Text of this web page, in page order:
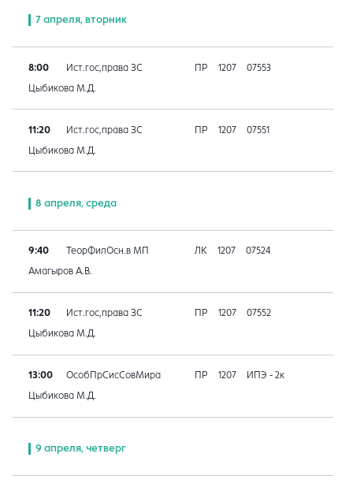
7 апреля, вторник
8:00 Ист.гос,права ЗС ПР 1207 07553
Цыбикова М.Д.
11:20 Ист.гос,права ЗС ПР 1207 07551
Цыбикова М.Д.
8 апреля, среда
9:40 ТеорФилОсн.в МП ЛК 1207 07524
Амагыров А.В.
11:20 Ист.гос,права ЗС ПР 1207 07552
Цыбикова М.Д.
13:00 ОсобПрСисСовМира ПР 1207 ИПЭ - 2к
Цыбикова М.Д.
9 апреля, четверг